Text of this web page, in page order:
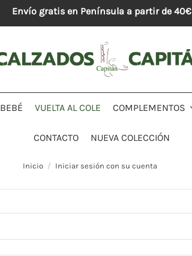
Envío gratis en Península a partir de 40€
BEBÉ VUELTA AL COLE COMPLEMENTOS
CONTACTO NUEVA COLECCIÓN
Inicio Iniciar sesión con su cuenta